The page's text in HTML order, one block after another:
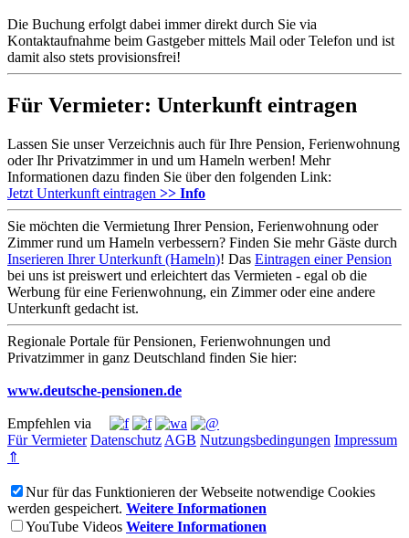
Die Buchung erfolgt dabei immer direkt durch Sie via
Kontaktaufnahme beim Gastgeber mittels Mail oder Telefon und ist
damit also stets provisionsfrei!
Für Vermieter: Unterkunft eintragen
Lassen Sie unser Verzeichnis auch für Ihre Pension, Ferienwohnung
oder Ihr Privatzimmer in und um Hameln werben! Mehr
Informationen dazu finden Sie über den folgenden Link:
Jetzt Unterkunft eintragen >> Info
Sie möchten die Vermietung Ihrer Pension, Ferienwohnung oder
Zimmer rund um Hameln verbessern? Finden Sie mehr Gäste durch
Inserieren Ihrer Unterkunft (Hameln)! Das Eintragen einer Pension
bei uns ist preiswert und erleichtert das Vermieten - egal ob die
Werbung für eine Ferienwohnung, ein Zimmer oder eine andere
Unterkunft gedacht ist.
Regionale Portale für Pensionen, Ferienwohnungen und
Privatzimmer in ganz Deutschland finden Sie hier:
www.deutsche-pensionen.de
Empfehlen via
Für Vermieter Datenschutz AGB Nutzungsbedingungen Impressum
⇑
Nur für das Funktionieren der Webseite notwendige Cookies
werden gespeichert. Weitere Informationen
YouTube Videos Weitere Informationen